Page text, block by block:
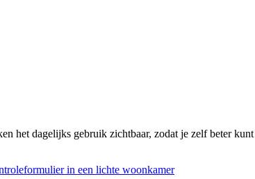
het dagelijks gebruik zichtbaar, zodat je zelf beter